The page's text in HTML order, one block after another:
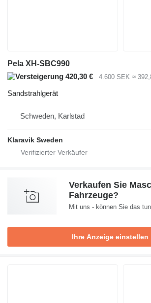
Pela XH-SBC990
420,30 €
4.600 SEK ≈
Sandstrahlgerät
Schweden, Karlstad
Klaravik Sweden
Verkaufen Sie
Fahrzeuge?
Mit uns - können Sie das
Ihre Anzeige einstellen